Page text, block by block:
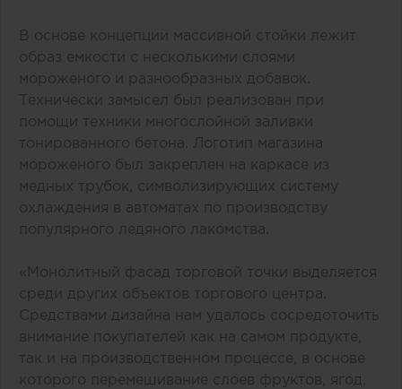
В основе концепции массивной стойки лежит
образ емкости с несколькими слоями
мороженого и разнообразных добавок.
Технически замысел был реализован при
помощи техники многослойной заливки
тонированного бетона. Логотип магазина
мороженого был закреплен на каркасе из
медных трубок, символизирующих систему
охлаждения в автоматах по производству
популярного ледяного лакомства.
«Монолитный фасад торговой точки выделяется
среди других объектов торгового центра.
Средствами дизайна нам удалось сосредоточить
внимание покупателей как на самом продукте,
так и на производственном процессе, в основе
которого перемешивание слоев фруктов, ягод,